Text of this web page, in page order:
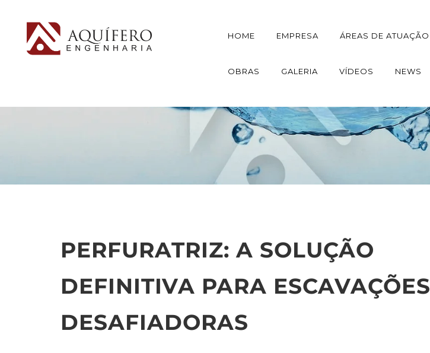
HOME EMPRESA ÁREAS DE ATUAÇÃO
OBRAS GALERIA VÍDEOS NEWS
PERFURATRIZ: A SOLUÇÃO
DEFINITIVA PARA ESCAVAÇÕES
DESAFIADORAS